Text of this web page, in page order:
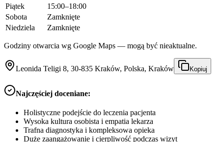
Piątek
15:00–18:00
Sobota
Zamknięte
Niedziela
Zamknięte
Godziny otwarcia wg Google Maps — mogą być nieaktualne.
Leonida Teligi 8, 30-835 Kraków, Polska, Kraków Kopiuj
Najczęściej doceniane:
Holistyczne podejście do leczenia pacjenta
Wysoka kultura osobista i empatia lekarza
Trafna diagnostyka i kompleksowa opieka
Duże zaangażowanie i cierpliwość podczas wizyt